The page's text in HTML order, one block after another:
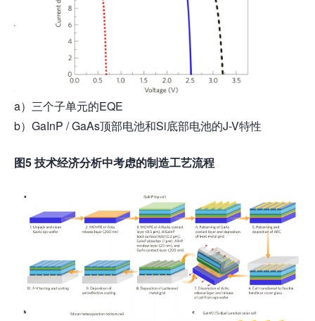
a）三个子单元的EQE
b）GaInP / GaAs顶部电池和Si底部电池的J-V特性
图5 技术经济分析中考虑的制造工艺流程